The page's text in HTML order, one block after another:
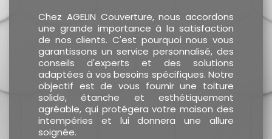
Chez AGELIN Couverture, nous accordons
une grande importance à la satisfaction
de nos clients. C'est pourquoi nous vous
garantissons un service personnalisé, des
conseils d'experts et des solutions
adaptées à vos besoins spécifiques. Notre
objectif est de vous fournir une toiture
solide, étanche et esthétiquement
agréable, qui protégera votre maison des
intempéries et lui donnera une allure
soignée.